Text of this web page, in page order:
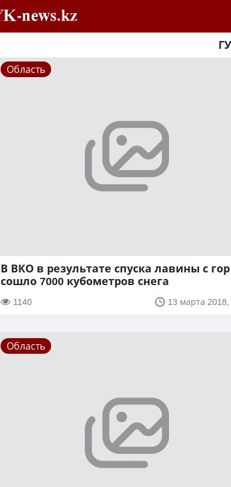
Область
В ВКО в результате спуска лавины с гор
сошло 7000 кубометров снега
1140 13 марта 2018,
Область